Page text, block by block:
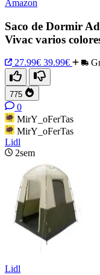
Amazon
Saco de Dormir
Vivac varios
27.99€ 39.99€
775
0
MirY_oFerTas
MirY_oFerTas
Lidl
2sem
Lidl